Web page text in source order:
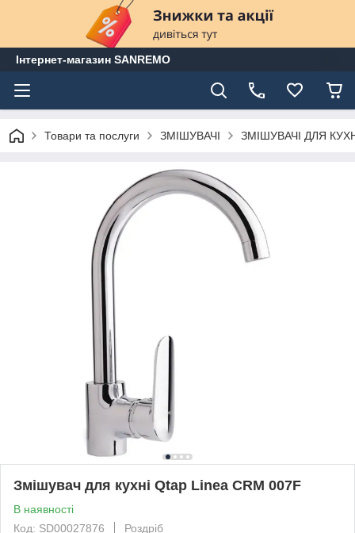
Інтернет-магазин SANREMO
Товари та послуги ЗМІШУВАЧІ ЗМІШУВАЧІ ДЛЯ
Змішувач для кухні Qtap Linea CRM 007F
В наявності
Код: SD00027876
Роздріб